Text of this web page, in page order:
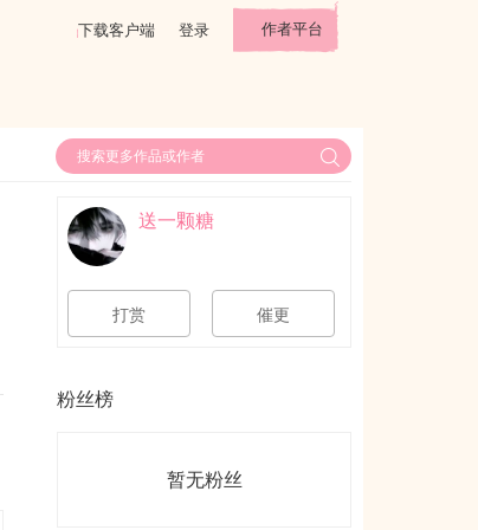
下载客户端 登录 作者平台
送一颗糖
打赏 催更
粉丝榜
暂无粉丝